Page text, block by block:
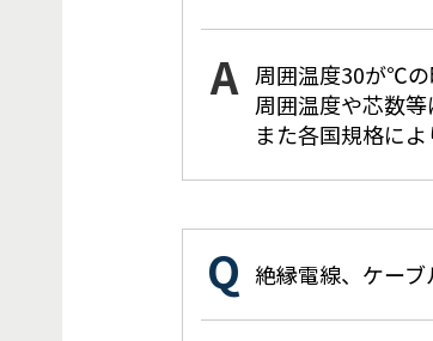
周囲温度30が℃の
周囲温度や芯数
また各国規格に
絶縁電線、ケーブ